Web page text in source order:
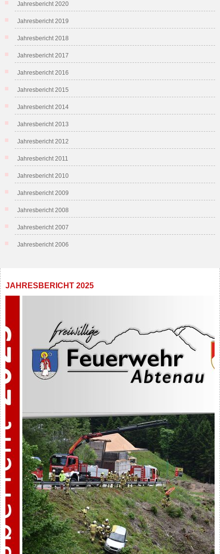
Jahresbericht 2020
Jahresbericht 2019
Jahresbericht 2018
Jahresbericht 2017
Jahresbericht 2016
Jahresbericht 2015
Jahresbericht 2014
Jahresbericht 2013
Jahresbericht 2012
Jahresbericht 2011
Jahresbericht 2010
Jahresbericht 2009
Jahresbericht 2008
Jahresbericht 2007
Jahresbericht 2006
JAHRESBERICHT 2025